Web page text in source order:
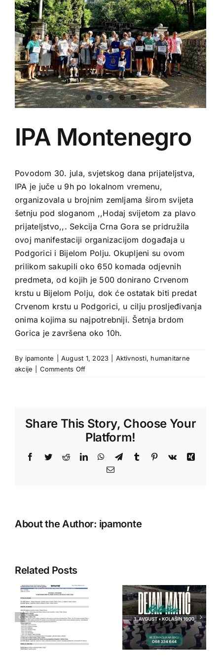
IPA Montenegro
Povodom 30. jula, svjetskog dana prijateljstva,
IPA je juče u 9h po lokalnom vremenu,
organizovala u brojnim zemljama širom svijeta
šetnju pod sloganom ,,Hodaj svijetom za plavo
prijateljstvo,,. Sekcija Crna Gora se pridružila
ovoj manifestaciji organizacijom događaja u
Podgorici i Bijelom Polju. Okupljeni su ovom
prilikom sakupili oko 650 komada odjevnih
predmeta, od kojih je 500 donirano Crvenom
krstu u Bijelom Polju, dok će ostatak biti predat
Crvenom krstu u Podgorici, u cilju prosljeđivanja
onima kojima su najpotrebniji. Šetnja brdom
Gorica je završena oko 10h.
By ipamonte August 1, 2023 Aktivnosti, humanitarne
akcije
Comments Offon
Share This Story, Choose Your
Platform!
Facebook
TwitterRedditLinkedInWhatsApp
TelegramTumblr Pinterest
Vk
Xing
Email
About the Author: ipamonte
Related Posts
IPA Crna
Gora
IPA Crna
Gora